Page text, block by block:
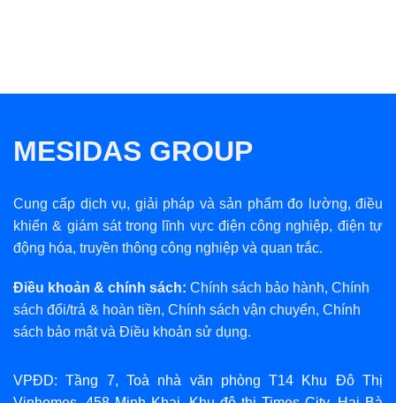
MESIDAS GROUP
Cung cấp dịch vụ, giải pháp và sản phẩm đo lường, điều
khiển & giám sát trong lĩnh vực điện công nghiệp, điện tự
động hóa, truyền thông công nghiệp và quan trắc.
Điều khoản & chính sách: Chính sách bảo hành, Chính
sách đổi/trả & hoàn tiền, Chính sách vận chuyển, Chính
sách bảo mậtvà Điều khoản sử dụng.
VPĐD: Tầng 7, Toà nhà văn phòng T14 Khu Đô Thị